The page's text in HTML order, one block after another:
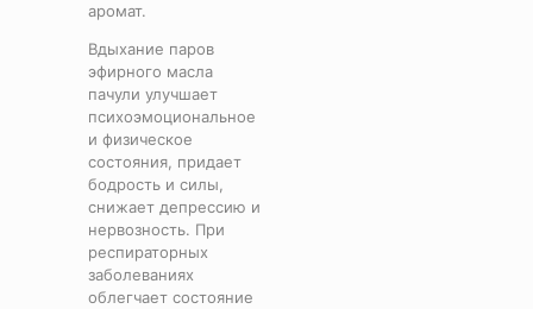
аромат.
Вдыхание паров
эфирного масла
пачули улучшает
психоэмоциональное
и физическое
состояния, придает
бодрость и силы,
снижает депрессию и
нервозность. При
респираторных
заболеваниях
облегчает состояние